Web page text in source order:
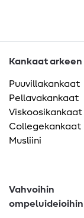
Kankaat arkeen
Puuvillakankaat
Pellavakankaat
Viskoosikankaat
Collegekankaat
Musliini
Vahvoihin
ompeluideioihin